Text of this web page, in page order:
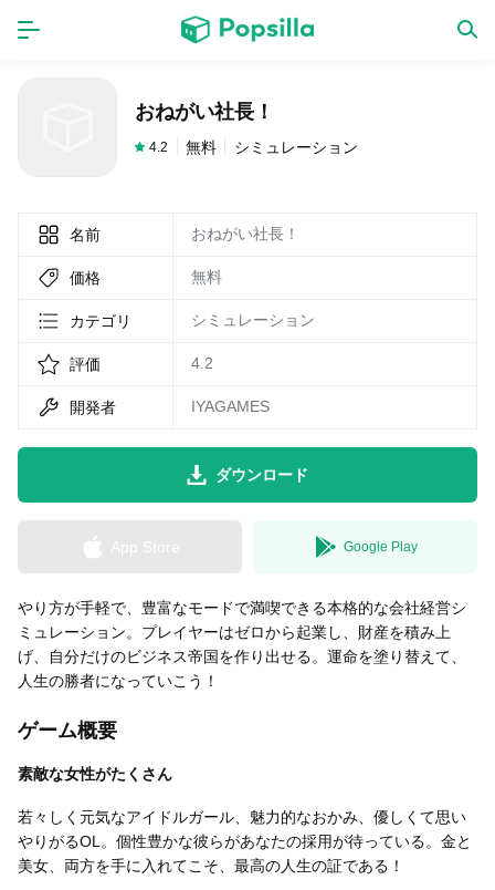
新作
LINE無料スタンプ
無料猫ミーム
おねがい社長！
4.2 無料 シミュレーション
名前 おねがい社長！
価格 無料
カテゴリ シミュレーション
評価 4.2
開発者 IYAGAMES
ダウンロード
Google Play
やり方が手軽で、豊富なモードで満喫できる本格的な会社経営シ
ミュレーション。プレイヤーはゼロから起業し、財産を積み上
げ、自分だけのビジネス帝国を作り出せる。運命を塗り替えて、
人生の勝者になっていこう！
ゲーム概要
素敵な女性がたくさん
若々しく元気なアイドルガール、魅力的なおかみ、優しくて思い
やりがるOL。個性豊かな彼らがあなたの採用が待っている。金と
美女、両方を手に入れてこそ、最高の人生の証である！